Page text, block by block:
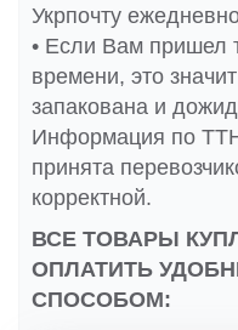
Укрпочту
• Если Вам пришел
времени, это
запакована и
Информация по
принята
корректной.
ВСЕ ТОВАРЫ
ОПЛАТИТЬ
СПОСОБОМ: